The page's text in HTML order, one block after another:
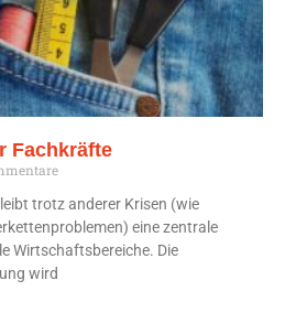
Fachkräfte
trotz anderer Krisen (wie
eine zentrale
Wirtschaftsbereiche. Die
wird